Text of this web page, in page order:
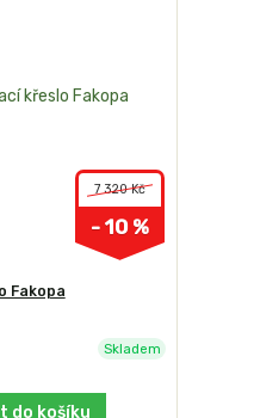
7 320 Kč
- 10 %
Fakopa
Skladem
do košíku